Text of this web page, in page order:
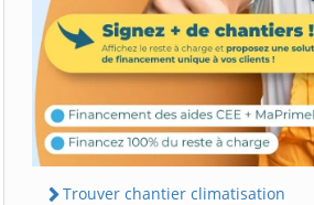
Trouver chantier climatisation